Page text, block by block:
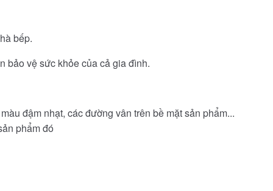
bếp.
bảo vệ sức khỏe của cả gia đình.
đậm nhạt, các đường vân trên bề mặt sản phẩm...
phẩm đó